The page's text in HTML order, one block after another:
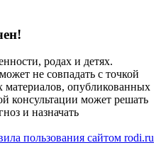
родах и детях.
не совпадать с точкой
материалов, опубликованных
консультации может решать
и назначать
пользования сайтом rodi.ru